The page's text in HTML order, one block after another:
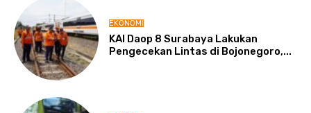
EKONOMI
KAI Daop 8 Surabaya Lakukan
Pengecekan Lintas di Bojonegoro,...